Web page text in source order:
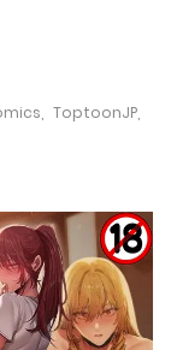
ToptoonJP